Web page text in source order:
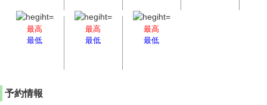
最高
最低
最高
最低
最高
最低
予約情報